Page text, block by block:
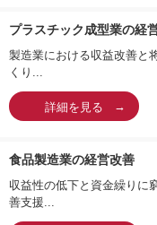
プラスチック成型業の経
製造業における収益改善と
くり...
詳細を見る
食品製造業の経営改善
収益性の低下と資金繰りに
善支援...